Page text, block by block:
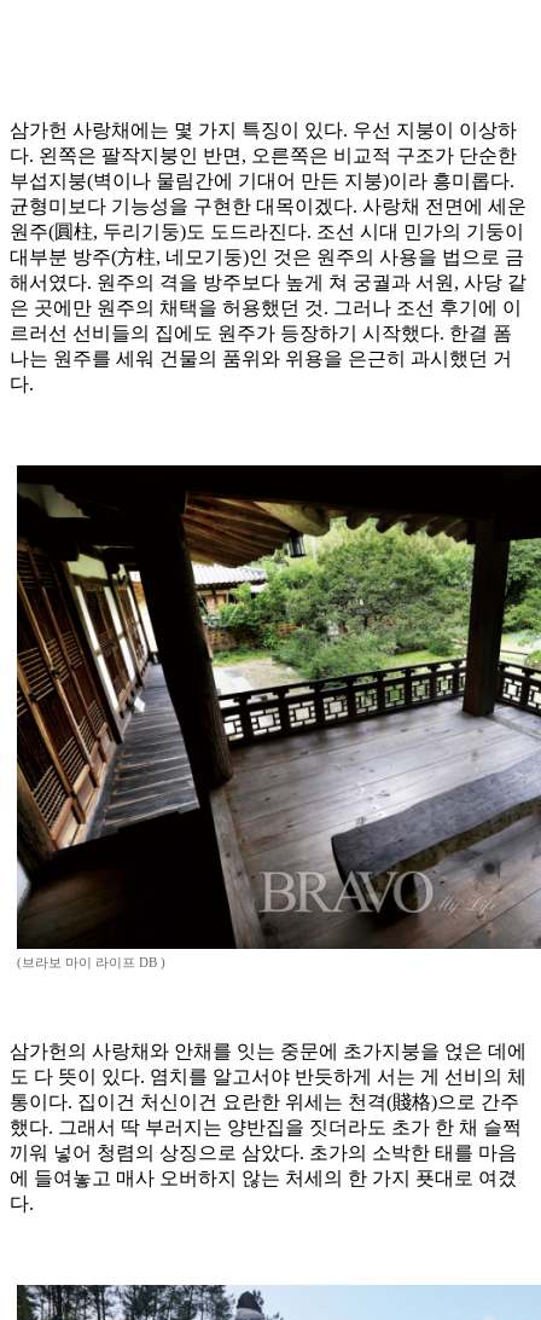
삼가헌 사랑채에는 몇 가지 특징이 있다. 우선 지붕이 이상하
다. 왼쪽은 팔작지붕인 반면, 오른쪽은 비교적 구조가 단순한
부섭지붕(벽이나 물림간에 기대어 만든 지붕)이라 흥미롭다.
균형미보다 기능성을 구현한 대목이겠다. 사랑채 전면에 세운
원주(圓柱, 두리기둥)도 도드라진다. 조선 시대 민가의 기둥이
대부분 방주(方柱, 네모기둥)인 것은 원주의 사용을 법으로 금
해서였다. 원주의 격을 방주보다 높게 쳐 궁궐과 서원, 사당 같
은 곳에만 원주의 채택을 허용했던 것. 그러나 조선 후기에 이
르러선 선비들의 집에도 원주가 등장하기 시작했다. 한결 폼
나는 원주를 세워 건물의 품위와 위용을 은근히 과시했던 거
다.
(브라보 마이 라이프 DB )
삼가헌의 사랑채와 안채를 잇는 중문에 초가지붕을 얹은 데에
도 다 뜻이 있다. 염치를 알고서야 반듯하게 서는 게 선비의 체
통이다. 집이건 처신이건 요란한 위세는 천격(賤格)으로 간주
했다. 그래서 딱 부러지는 양반집을 짓더라도 초가 한 채 슬쩍
끼워 넣어 청렴의 상징으로 삼았다. 초가의 소박한 태를 마음
에 들여놓고 매사 오버하지 않는 처세의 한 가지 푯대로 여겼
다.